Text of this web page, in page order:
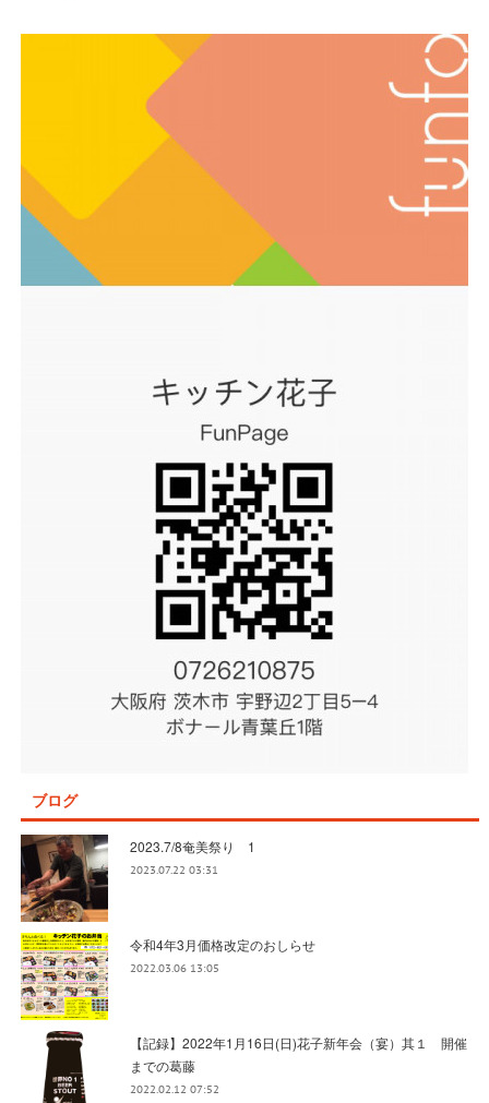
ブログ
2023.7/8奄美祭り 1
2023.07.22 03:31
令和4年3月価格改定のおしらせ
2022.03.06 13:05
【記録】2022年1月16日(日)花子新年会（宴）其１ 開催
までの葛藤
2022.02.12 07:52